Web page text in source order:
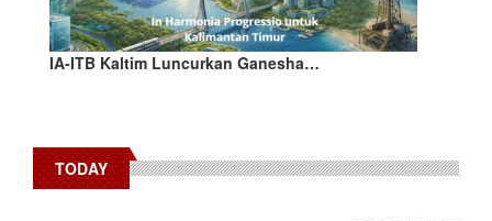
IA-ITB Kaltim Luncurkan Ganesha…
TODAY